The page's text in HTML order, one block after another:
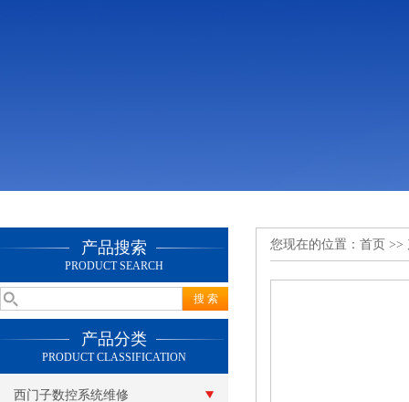
产品搜索
PRODUCT SEARCH
产品分类
PRODUCT CLASSIFICATION
西门子数控系统维修
您现在的位置： 首页 >>